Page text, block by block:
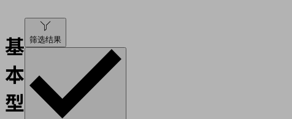
基
本
型
筛选结果